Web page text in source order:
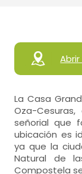
La Casa
Oza-
señorial que
ubicación es
ya que la
Natural de
Compostela